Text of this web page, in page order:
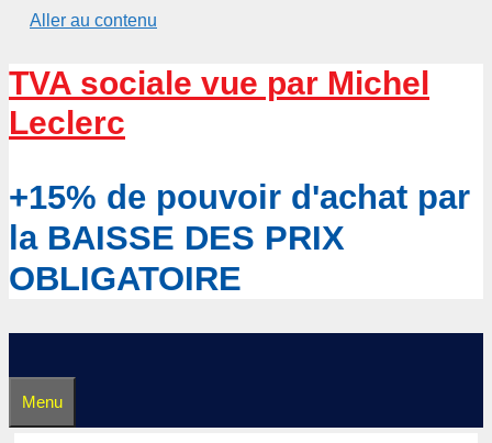
Aller au contenu
TVA sociale vue par Michel
Leclerc
+15% de pouvoir d'achat par
la BAISSE DES PRIX
OBLIGATOIRE
Menu